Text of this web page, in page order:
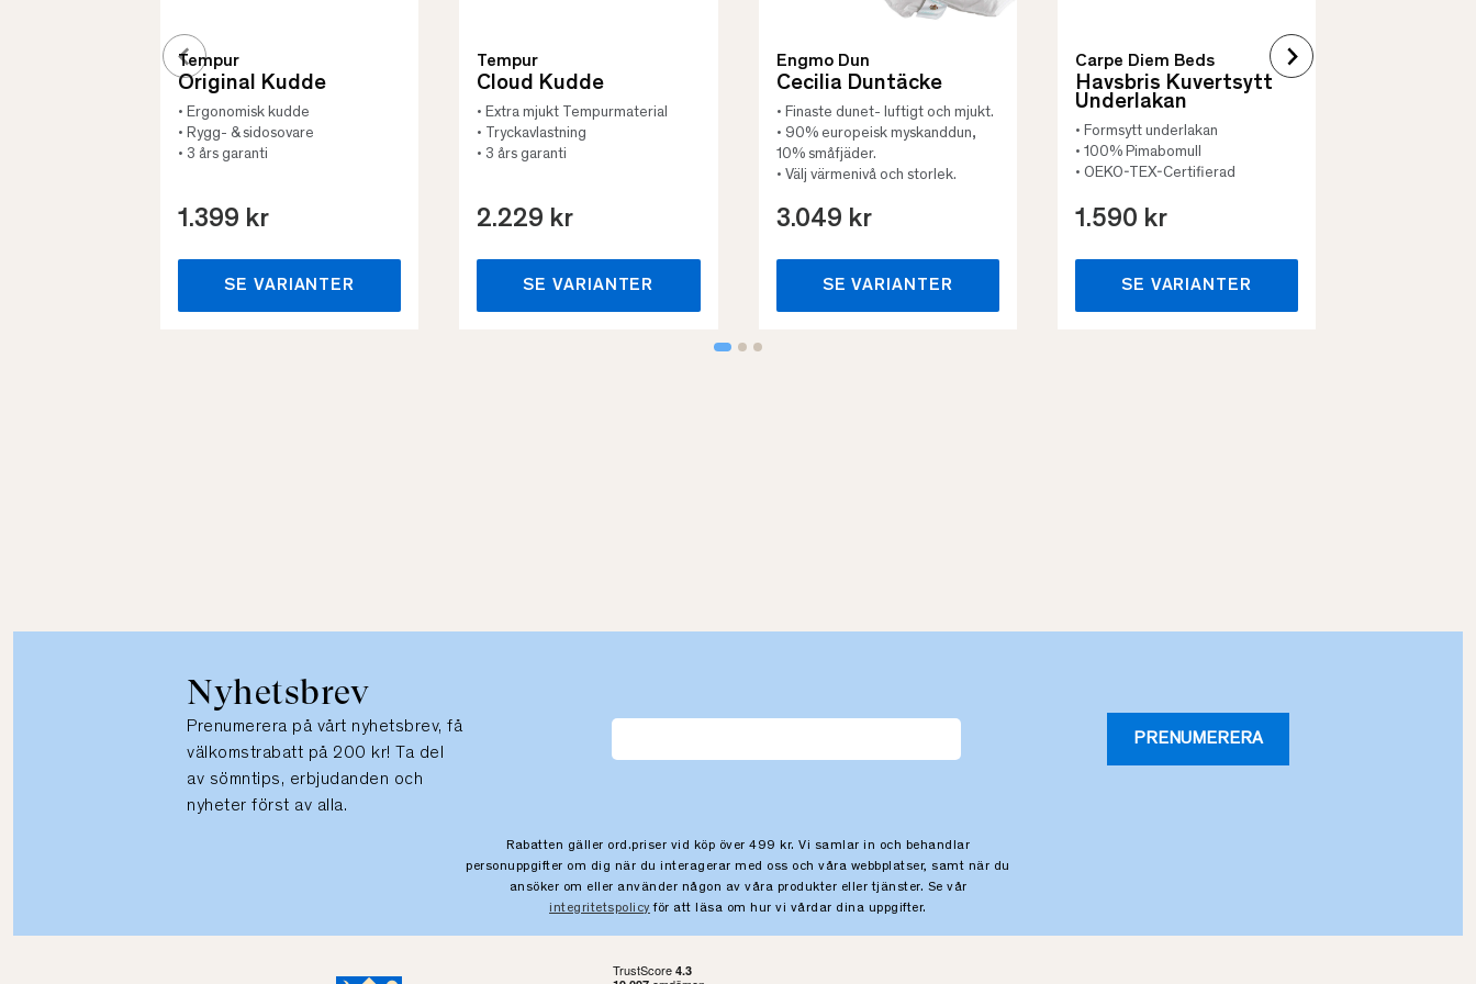
Tempur
Original Kudde
• Ergonomisk kudde
• Rygg- & sidosovare
• 3 års garanti
1.399 kr
SE VARIANTER
Tempur
Cloud Kudde
• Extra mjukt Tempurmaterial
• Tryckavlastning
• 3 års garanti
2.229 kr
SE VARIANTER
Engmo Dun
Cecilia Duntäcke
• Finaste dunet- luftigt och mjukt.
• 90% europeisk myskanddun,
10% småfjäder.
• Välj värmenivå och storlek.
3.049 kr
SE VARIANTER
Carpe Diem Beds
Havsbris Kuvertsytt
Underlakan
• Formsytt underlakan
• 100% Pimabomull
• OEKO-TEX-Certifierad
1.590 kr
SE VARIANTER
Nyhetsbrev
Prenumerera på vårt nyhetsbrev, få
välkomstrabatt på 200 kr! Ta del
av sömntips, erbjudanden och
nyheter först av alla.
PRENUMERERA
Rabatten gäller ord.priser vid köp över 499 kr. Vi samlar in och behandlar
personuppgifter om dig när du interagerar med oss och våra webbplatser, samt när du
ansöker om eller använder någon av våra produkter eller tjänster. Se vår
integritetspolicy för att läsa om hur vi vårdar dina uppgifter.